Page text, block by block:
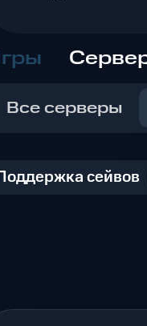
Все серверы
сейвов